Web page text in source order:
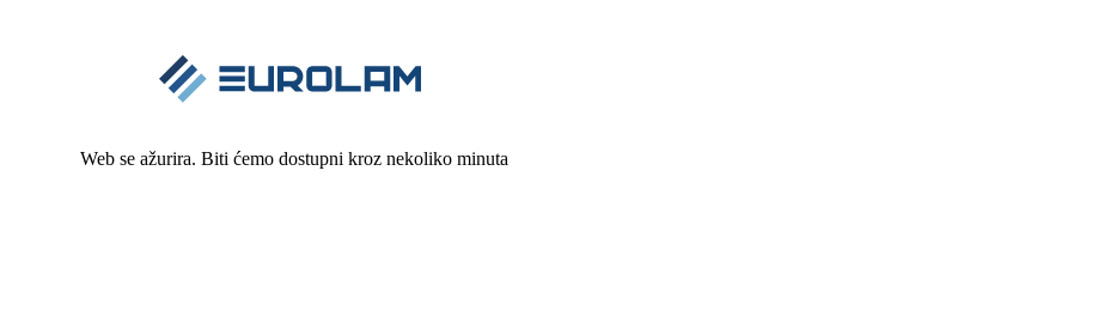
Web se ažurira. Biti ćemo dostupni kroz nekoliko minuta